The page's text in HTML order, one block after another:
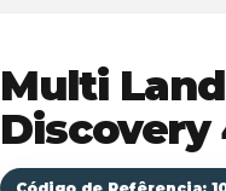
Multi
Discovery